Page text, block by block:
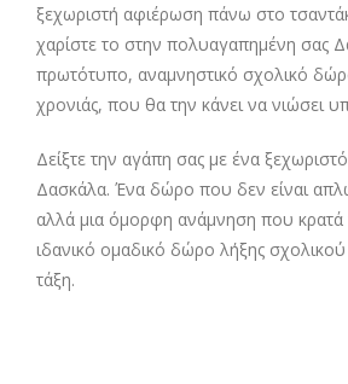
ξεχωριστή αφιέρωση πάνω στο
χαρίστε το στην πολυαγαπημένη σας
πρωτότυπο, αναμνηστικό σχολικ΄ο
χρονιάς, που θα την κάνει να νιώσει
Δείξτε την αγάπη σας με ένα
Δασκάλα. Ένα δώρο που δεν είναι
αλλά μια όμορφη ανάμνηση που κρατά
ιδανικό ομαδικό δώρο λήξης
τάξη.